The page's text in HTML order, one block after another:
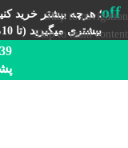
Skip to navigation
Skip to main content
off؛ هرچه بیشتر خرید
بیشتری میگیرید (تا 10%)🤩